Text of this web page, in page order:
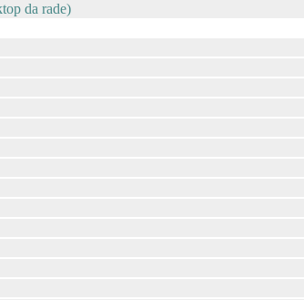
da rade)